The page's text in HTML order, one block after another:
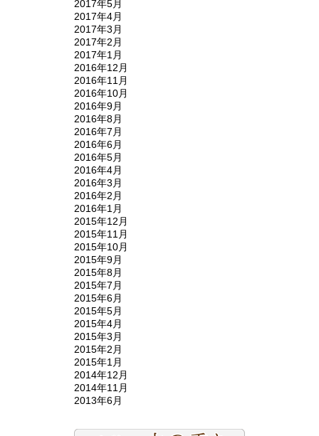
2017年5月
2017年4月
2017年3月
2017年2月
2017年1月
2016年12月
2016年11月
2016年10月
2016年9月
2016年8月
2016年7月
2016年6月
2016年5月
2016年4月
2016年3月
2016年2月
2016年1月
2015年12月
2015年11月
2015年10月
2015年9月
2015年8月
2015年7月
2015年6月
2015年5月
2015年4月
2015年3月
2015年2月
2015年1月
2014年12月
2014年11月
2013年6月